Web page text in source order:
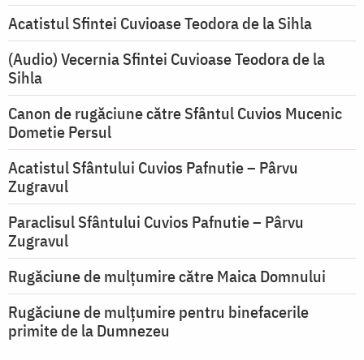
Acatistul Sfintei Cuvioase Teodora de la Sihla
(Audio) Vecernia Sfintei Cuvioase Teodora de la
Sihla
Canon de rugăciune către Sfântul Cuvios Mucenic
Dometie Persul
Acatistul Sfântului Cuvios Pafnutie – Pârvu
Zugravul
Paraclisul Sfântului Cuvios Pafnutie – Pârvu
Zugravul
Rugăciune de mulţumire către Maica Domnului
Rugăciune de mulțumire pentru binefacerile
primite de la Dumnezeu